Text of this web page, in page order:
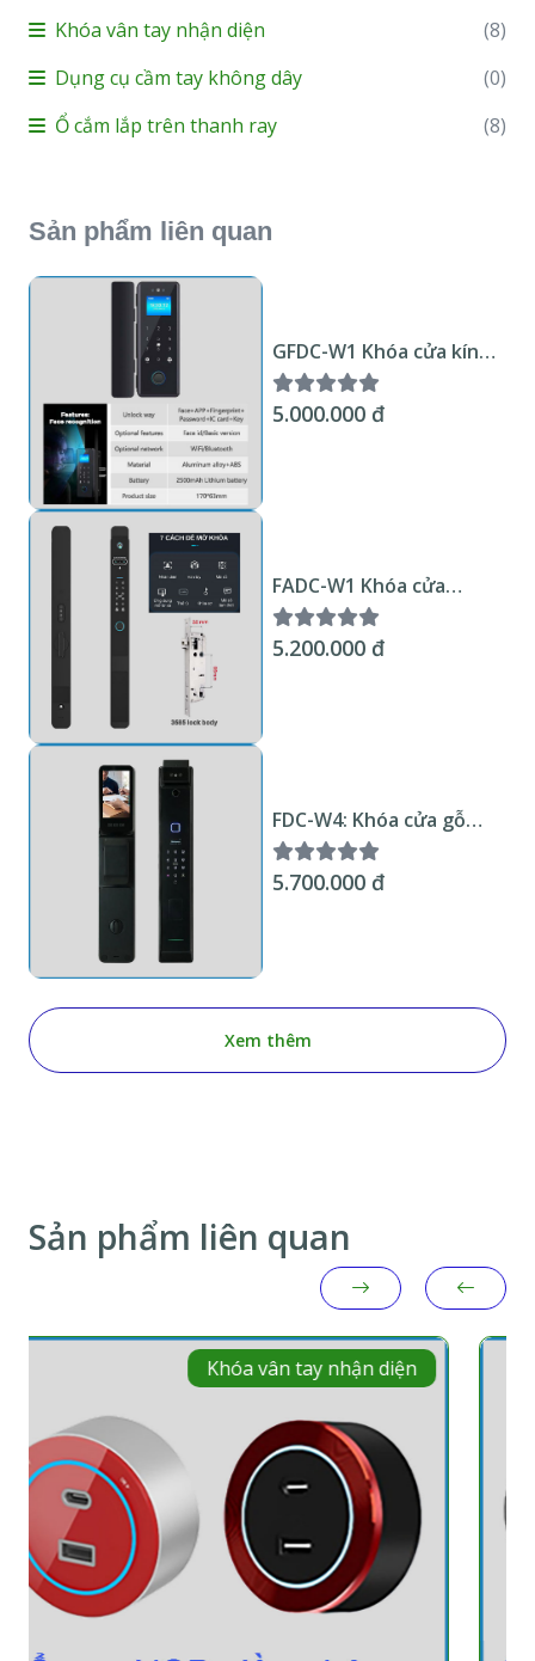
Khóa vân tay nhận diện
(8)
Dụng cụ cầm tay không dây
(0)
Ổ cắm lắp trên thanh ray
(8)
Sản phẩm liên quan
GFDC-W1 Khóa cửa kính
nhận diện khuôn mặt
Wifi Tuya KNX Smart
Home
5.000.000 đ
FADC-W1 Khóa cửa
nhôm nhận diện khuôn
mặt Wifi Tuya KNX
Smart Home
5.200.000 đ
FDC-W4: Khóa cửa gỗ
nhận diện khuôn mặt và
đàm thoại màn hình bên
trong Wifi Tuya KNX
5.700.000 đ
Xem thêm
Sản phẩm liên quan
Khóa vân tay